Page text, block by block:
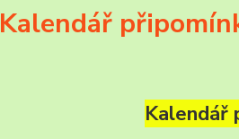
Kalendář
Kalendář